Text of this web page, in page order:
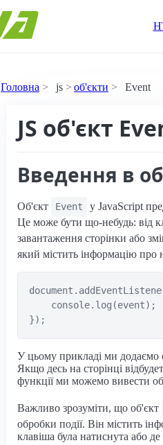
Головна js об'єкти Event
JS об'єкт
Введення в
Об'єкт Event
у JavaScript
Це може бути що-небудь: від
завантаження сторінки або
який містить інформацію про
    console.log(event);
У цьому прикладі ми додаємо
Якщо десь на сторінці
функції ми можемо вивести
Важливо зрозуміти, що об'єкт
обробки події. Він містить
клавіша була натиснута або